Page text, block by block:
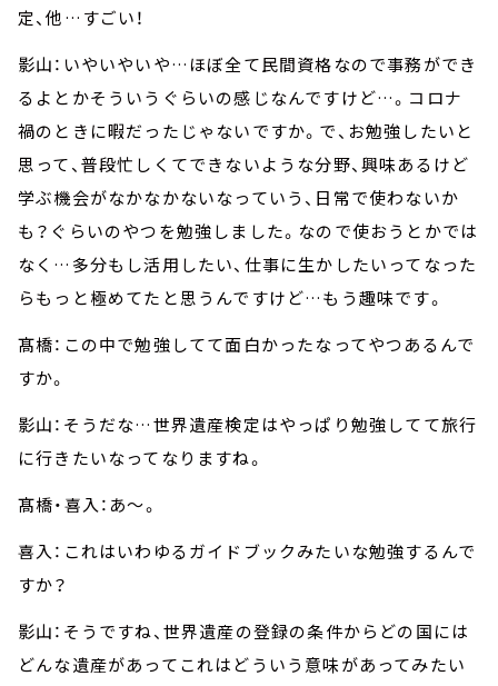
定、他…すごい！
影山：いやいやいや…ほぼ全て民間資格なので事務ができ
るよとかそういうぐらいの感じなんですけど…。コロナ
禍のときに暇だったじゃないですか。で、お勉強したいと
思って、普段忙しくてできないような分野、興味あるけど
学ぶ機会がなかなかないなっていう、日常で使わないか
も？ぐらいのやつを勉強しました。なので使おうとかでは
なく…多分もし活用したい、仕事に生かしたいってなった
らもっと極めてたと思うんですけど…もう趣味です。
髙橋：この中で勉強してて面白かったなってやつあるんで
すか。
影山：そうだな…世界遺産検定はやっぱり勉強してて旅行
に行きたいなってなりますね。
髙橋・喜入：あ～。
喜入：これはいわゆるガイドブックみたいな勉強するんで
すか？
影山：そうですね、世界遺産の登録の条件からどの国には
どんな遺産があってこれはどういう意味があってみたい